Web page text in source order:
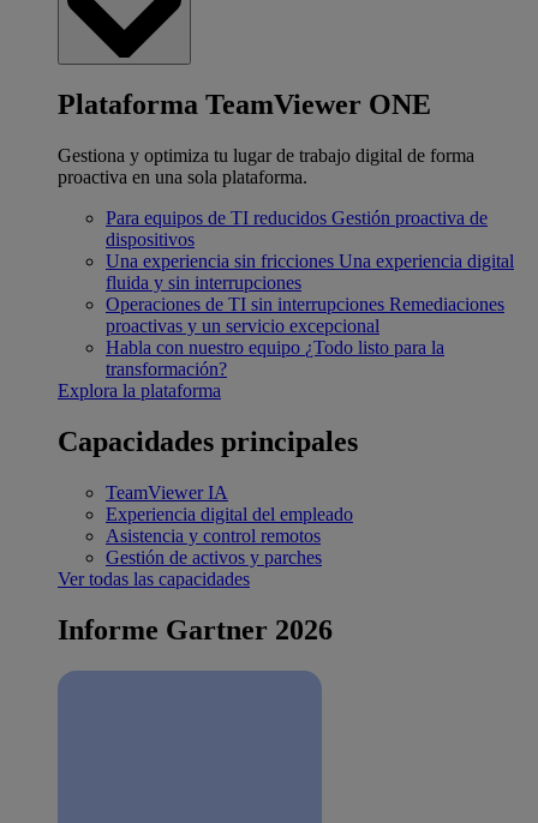
Plataforma TeamViewer ONE
Gestiona y optimiza tu lugar de trabajo digital de forma
proactiva en una sola plataforma.
Para equipos de TI reducidos Gestión proactiva de
dispositivos
Una experiencia sin fricciones Una experiencia digital
fluida y sin interrupciones
Operaciones de TI sin interrupciones Remediaciones
proactivas y un servicio excepcional
Habla con nuestro equipo ¿Todo listo para la
transformación?
Explora la plataforma
Capacidades principales
TeamViewer IA
Experiencia digital del empleado
Asistencia y control remotos
Gestión de activos y parches
Ver todas las capacidades
Informe Gartner 2026